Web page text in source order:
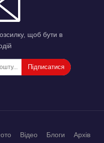
щоб бути в
Підписатися
Відео Блоги Архів